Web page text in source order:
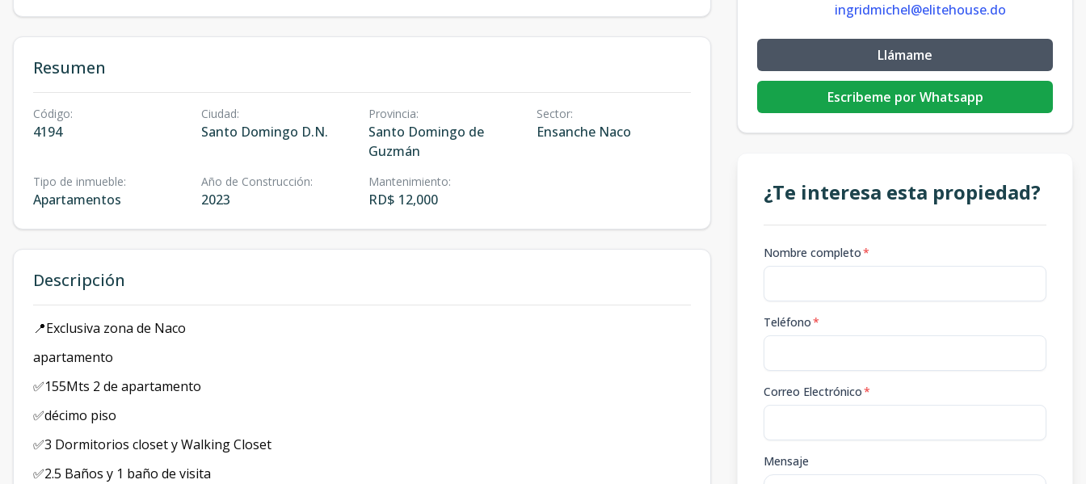
Resumen
Código:
4194
Ciudad:
Santo Domingo D.N.
Provincia:
Santo Domingo de
Guzmán
Sector:
Ensanche Naco
Tipo de inmueble:
Apartamentos
Año de Construcción:
2023
Mantenimiento:
RD$ 12,000
Descripción
📍Exclusiva zona de Naco
apartamento
✅155Mts 2 de apartamento
✅décimo piso
✅3 Dormitorios closet y Walking Closet
✅2.5 Baños y 1 baño de visita
ingridmichel@elitehouse.do
Llámame
Escribeme por Whatsapp
¿Te interesa esta propiedad?
Nombre completo*
Teléfono*
Correo Electrónico*
Mensaje